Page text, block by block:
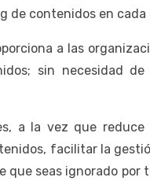
de contenidos en cada
a las
sin necesidad
a la vez que
facilitar la
que seas ignorado por